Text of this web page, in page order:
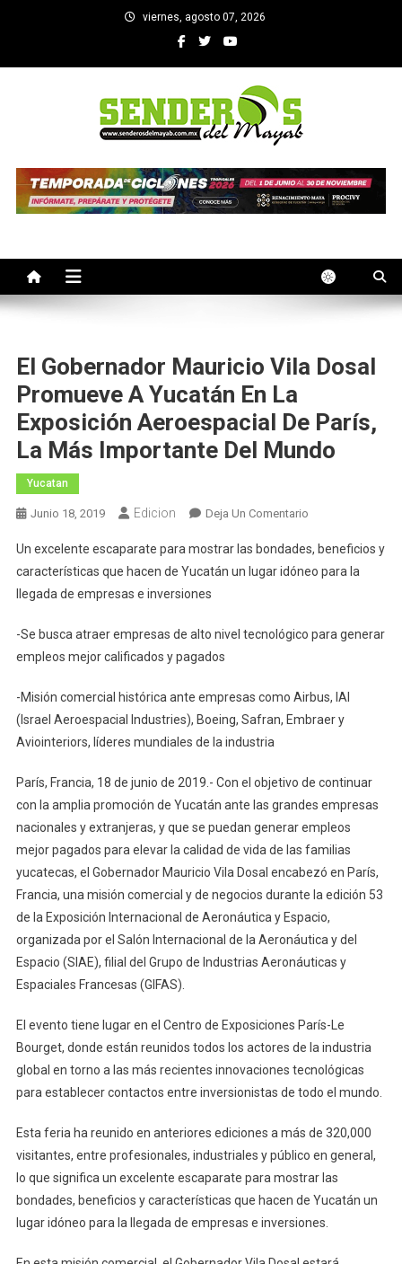
viernes, agosto 07, 2026
SENDEROS DEL MAYAB
El Gobernador Mauricio Vila Dosal
Promueve A Yucatán En La
Exposición Aeroespacial De París,
La Más Importante Del Mundo
Yucatan
Junio 18, 2019 Edicion Deja Un ComentarioEn
Gobernador
Mauricio
Promueve
En
La
De
París,
La
Más
Un excelente escaparate para mostrar las bondades, beneficios y
características que hacen de Yucatán un lugar idóneo para la
llegada de empresas e inversiones
-Se busca atraer empresas de alto nivel tecnológico para generar
empleos mejor calificados y pagados
-Misión comercial histórica ante empresas como Airbus, IAI
(Israel Aeroespacial Industries), Boeing, Safran, Embraer y
Aviointeriors, líderes mundiales de la industria
París, Francia, 18 de junio de 2019.- Con el objetivo de continuar
con la amplia promoción de Yucatán ante las grandes empresas
nacionales y extranjeras, y que se puedan generar empleos
mejor pagados para elevar la calidad de vida de las familias
yucatecas, el Gobernador Mauricio Vila Dosal encabezó en París,
Francia, una misión comercial y de negocios durante la edición 53
de la Exposición Internacional de Aeronáutica y Espacio,
organizada por el Salón Internacional de la Aeronáutica y del
Espacio (SIAE), filial del Grupo de Industrias Aeronáuticas y
Espaciales Francesas (GIFAS).
El evento tiene lugar en el Centro de Exposiciones París-Le
Bourget, donde están reunidos todos los actores de la industria
global en torno a las más recientes innovaciones tecnológicas
para establecer contactos entre inversionistas de todo el mundo.
Esta feria ha reunido en anteriores ediciones a más de 320,000
visitantes, entre profesionales, industriales y público en general,
lo que significa un excelente escaparate para mostrar las
bondades, beneficios y características que hacen de Yucatán un
lugar idóneo para la llegada de empresas e inversiones.